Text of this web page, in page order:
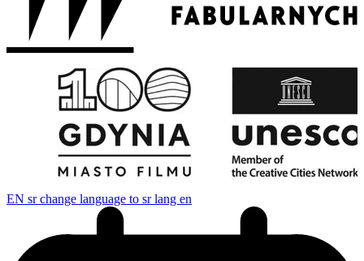
EN sr change language to sr lang en